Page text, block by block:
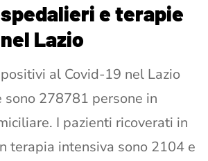
e terapie
Lazio
al Covid-19 nel Lazio
sono 278781 persone in
I pazienti ricoverati in
terapia intensiva sono 2104 e